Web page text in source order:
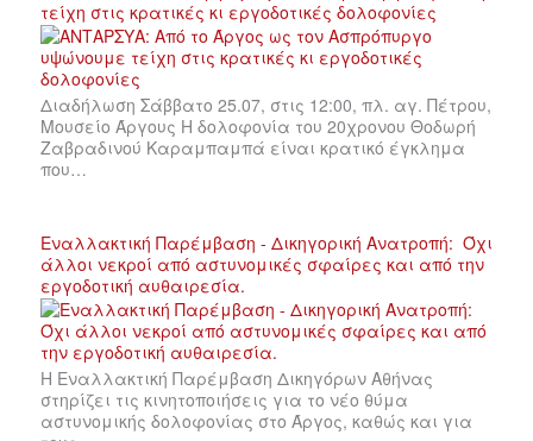
τείχη στις κρατικές κι εργοδοτικές δολοφονίες
Διαδήλωση Σάββατο 25.07, στις 12:00, πλ. αγ. Πέτρου,
Μουσείο Άργους Η δολοφονία του 20χρονου Θοδωρή
Ζαβραδινού Καραμπαμπά είναι κρατικό έγκλημα
που…
Εναλλακτική Παρέμβαση - Δικηγορική Ανατροπή: Όχι
άλλοι νεκροί από αστυνομικές σφαίρες και από την
εργοδοτική αυθαιρεσία.
Η Εναλλακτική Παρέμβαση Δικηγόρων Αθήνας
στηρίζει τις κινητοποιήσεις για το νέο θύμα
αστυνομικής δολοφονίας στο Άργος, καθώς και για